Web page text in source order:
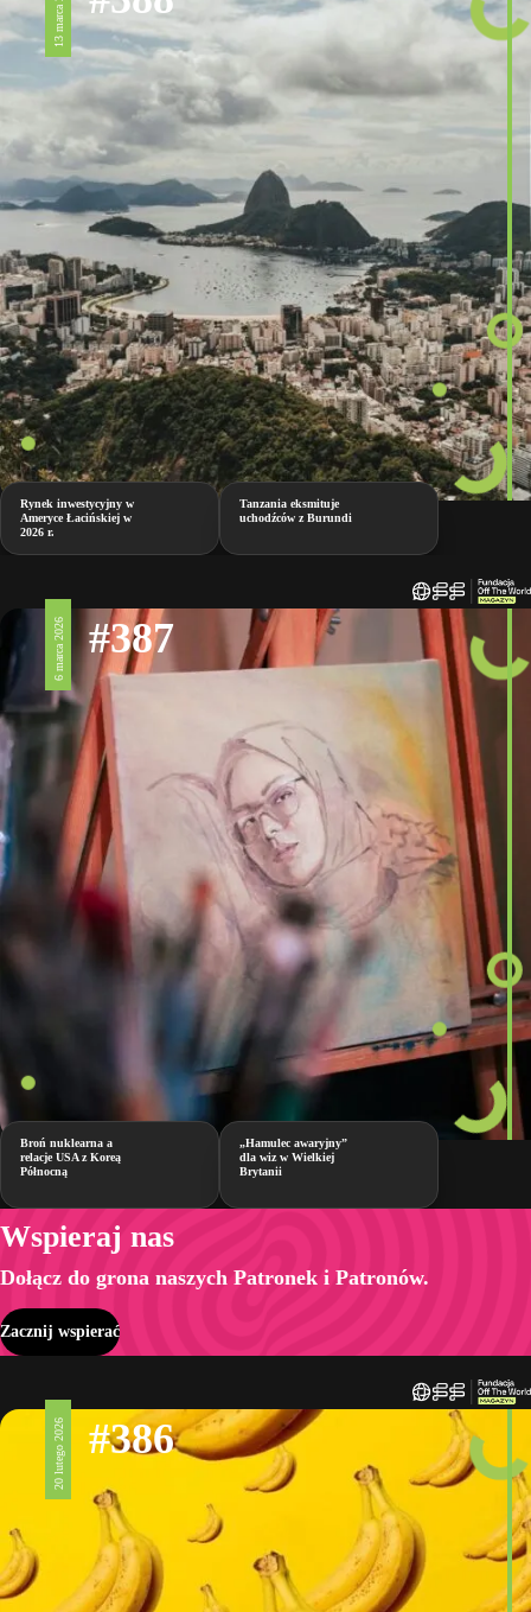
Rynek inwestycyjny w
Ameryce Łacińskiej w
2026 r.
Tanzania eksmituje
uchodźców z Burundi
6 marca 2026 #387
Broń nuklearna a
relacje USA z Koreą
Północną
„Hamulec awaryjny”
dla wiz w Wielkiej
Brytanii
Wspieraj nas
Dołącz do grona naszych Patronek i Patronów.
Zacznij wspierać
20 lutego 2026 #386